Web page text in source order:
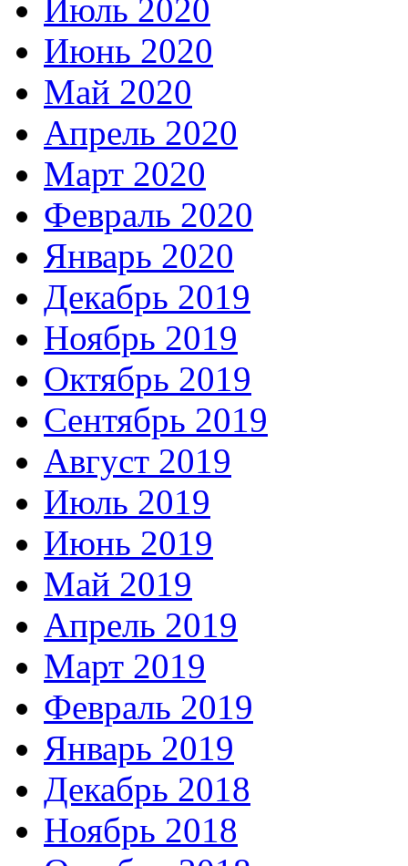
Июль 2020
Июнь 2020
Май 2020
Апрель 2020
Март 2020
Февраль 2020
Январь 2020
Декабрь 2019
Ноябрь 2019
Октябрь 2019
Сентябрь 2019
Август 2019
Июль 2019
Июнь 2019
Май 2019
Апрель 2019
Март 2019
Февраль 2019
Январь 2019
Декабрь 2018
Ноябрь 2018